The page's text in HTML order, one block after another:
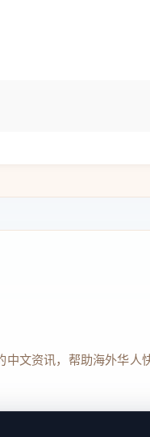
文资讯，帮助海外华人